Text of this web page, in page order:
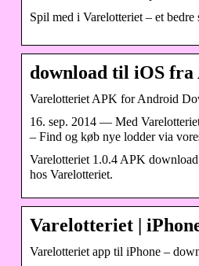
Spil med i Varelotteriet – et
download til iOS
Varelotteriet APK for Android
16. sep. 2014 — Med
– Find og køb nye lodder via
Varelotteriet 1.0.4 APK
hos Varelotteriet.
Varelotteriet |
Varelotteriet app til iPhone –